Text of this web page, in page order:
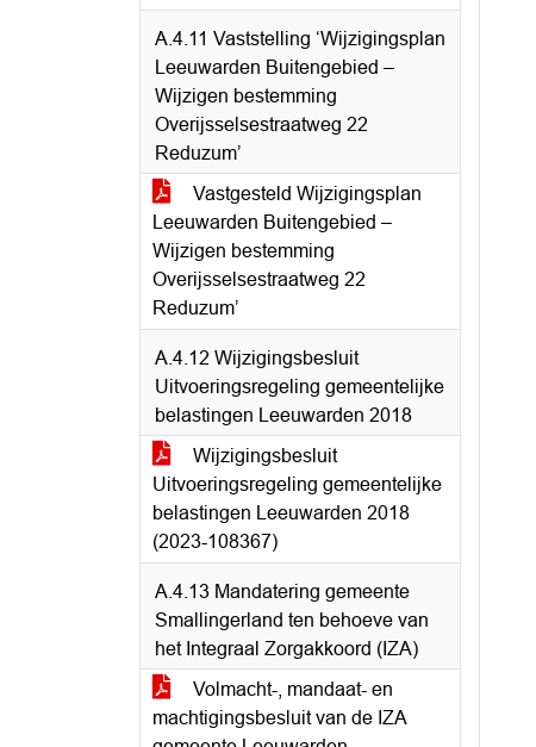
A.4.11 Vaststelling ‘Wijzigingsplan
Leeuwarden Buitengebied –
Wijzigen bestemming
Overijsselsestraatweg 22
Reduzum’
Vastgesteld Wijzigingsplan
Leeuwarden Buitengebied –
Wijzigen bestemming
Overijsselsestraatweg 22
Reduzum’
A.4.12 Wijzigingsbesluit
Uitvoeringsregeling gemeentelijke
belastingen Leeuwarden 2018
Wijzigingsbesluit
Uitvoeringsregeling gemeentelijke
belastingen Leeuwarden 2018
(2023-108367)
A.4.13 Mandatering gemeente
Smallingerland ten behoeve van
het Integraal Zorgakkoord (IZA)
Volmacht-, mandaat- en
machtigingsbesluit van de IZA